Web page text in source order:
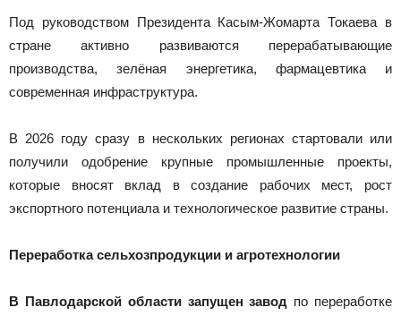
Под руководством Президента Касым-Жомарта Токаева в
стране активно развиваются перерабатывающие
производства, зелёная энергетика, фармацевтика и
современная инфраструктура.
В 2026 году сразу в нескольких регионах стартовали или
получили одобрение крупные промышленные проекты,
которые вносят вклад в создание рабочих мест, рост
экспортного потенциала и технологическое развитие страны.
Переработка сельхозпродукции и агротехнологии
В Павлодарской области запущен завод по переработке